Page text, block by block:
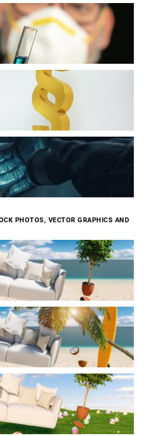
PHOTOS, VECTOR GRAPHICS AND